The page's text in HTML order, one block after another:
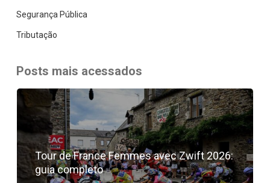
Segurança Pública
Tributação
Posts mais acessados
Tour de France Femmes avec Zwift 2026:
guia completo